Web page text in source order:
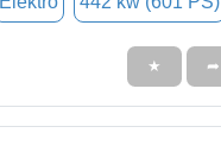
★ ➦